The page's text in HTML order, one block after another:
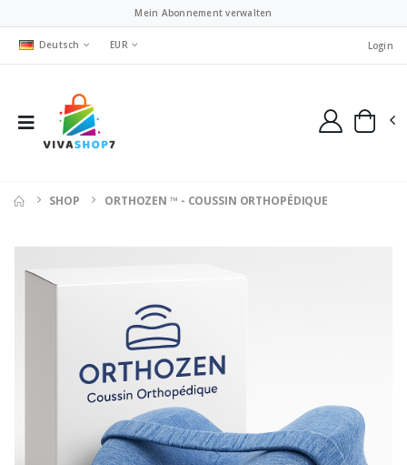
Mein Abonnement verwalten
Deutsch EUR Login
SHOP ORTHOZEN ™ - COUSSIN ORTHOPÉDIQUE